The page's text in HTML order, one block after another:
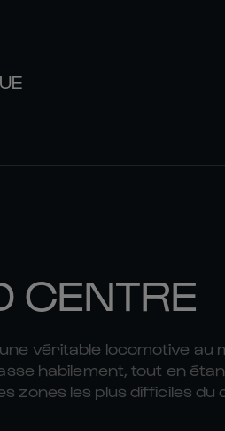
CENTRE
véritable locomotive au
habilement, tout en
zones les plus difficiles du